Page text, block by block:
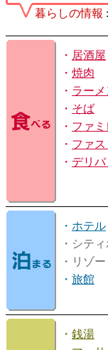
暮らしの情報 :
・ 居酒屋
・ 焼肉
・ ラーメ
・ そば
・ ファミ
・ ファ
・ デリバ
・ ホテル
・シテ
・リゾ
・ 旅館
・ 銭湯